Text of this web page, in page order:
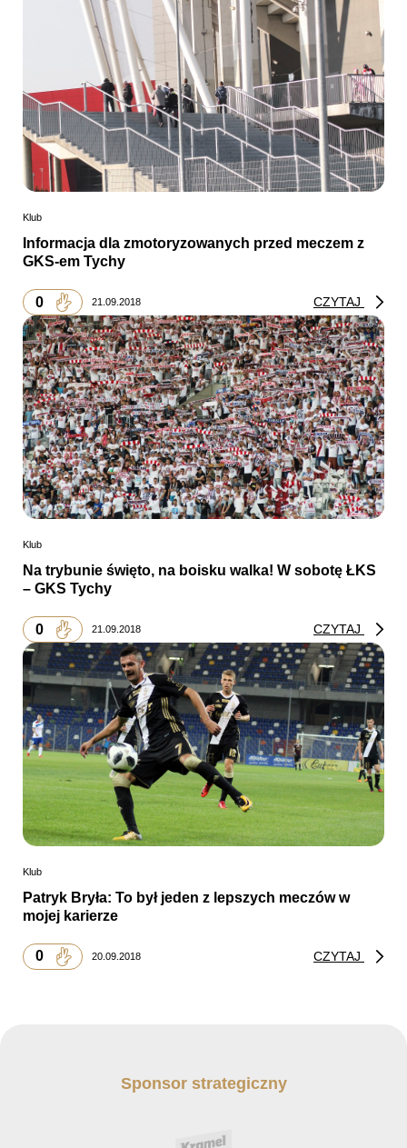
Klub
Informacja dla zmotoryzowanych przed meczem z
GKS-em Tychy
0 21.09.2018 CZYTAJ
Klub
Na trybunie święto, na boisku walka! W sobotę ŁKS
– GKS Tychy
0 21.09.2018 CZYTAJ
Klub
Patryk Bryła: To był jeden z lepszych meczów w
mojej karierze
0 20.09.2018 CZYTAJ
Sponsor strategiczny